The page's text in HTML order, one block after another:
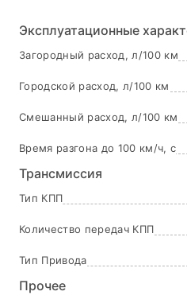
Эксплуатационные
Загородный расход, л/100 км
Городской расход, л/100 км
Смешанный расход, л/100 км
Время разгона до 100 км/ч, с
Трансмиссия
Тип КПП
Количество передач КПП
Тип Привода
Прочее